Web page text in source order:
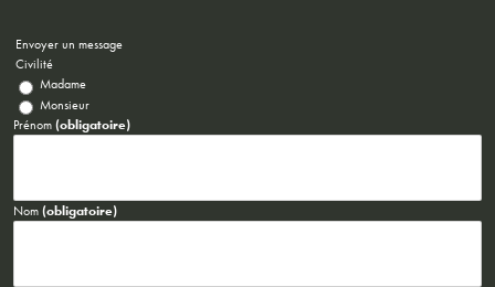
Envoyer un message
Civilité
Madame
Monsieur
Prénom(obligatoire)
Nom(obligatoire)